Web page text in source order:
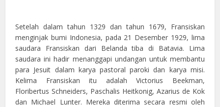
Setelah dalam tahun 1329 dan tahun 1679, Fransiskan
menginjak bumi Indonesia, pada 21 Desember 1929, lima
saudara Fransiskan dari Belanda tiba di Batavia. Lima
saudara ini hadir menanggapi undangan untuk membantu
para Jesuit dalam karya pastoral paroki dan karya misi.
Kelima Fransiskan itu adalah Victorius Beekman,
Floribertus Schneiders, Paschalis Heitkonig, Azarius de Kok
dan Michael Lunter. Mereka diterima secara resmi oleh